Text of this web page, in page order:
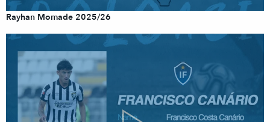
Rayhan Momade 2025/26